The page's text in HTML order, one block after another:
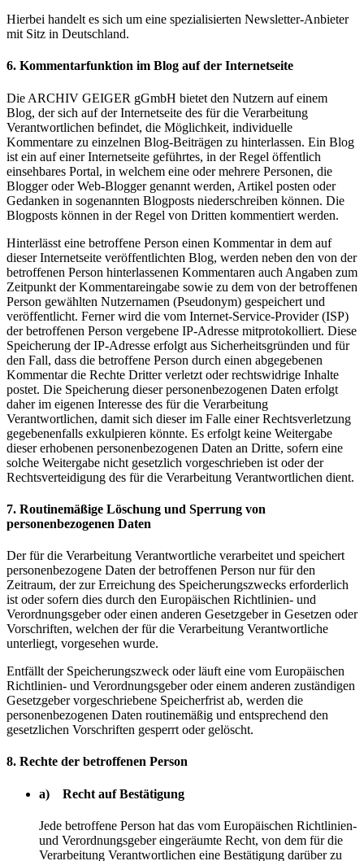
Hierbei handelt es sich um eine spezialisierten Newsletter-Anbieter
mit Sitz in Deutschland.
6. Kommentarfunktion im Blog auf der Internetseite
Die ARCHIV GEIGER gGmbH bietet den Nutzern auf einem
Blog, der sich auf der Internetseite des für die Verarbeitung
Verantwortlichen befindet, die Möglichkeit, individuelle
Kommentare zu einzelnen Blog-Beiträgen zu hinterlassen. Ein Blog
ist ein auf einer Internetseite geführtes, in der Regel öffentlich
einsehbares Portal, in welchem eine oder mehrere Personen, die
Blogger oder Web-Blogger genannt werden, Artikel posten oder
Gedanken in sogenannten Blogposts niederschreiben können. Die
Blogposts können in der Regel von Dritten kommentiert werden.
Hinterlässt eine betroffene Person einen Kommentar in dem auf
dieser Internetseite veröffentlichten Blog, werden neben den von der
betroffenen Person hinterlassenen Kommentaren auch Angaben zum
Zeitpunkt der Kommentareingabe sowie zu dem von der betroffenen
Person gewählten Nutzernamen (Pseudonym) gespeichert und
veröffentlicht. Ferner wird die vom Internet-Service-Provider (ISP)
der betroffenen Person vergebene IP-Adresse mitprotokolliert. Diese
Speicherung der IP-Adresse erfolgt aus Sicherheitsgründen und für
den Fall, dass die betroffene Person durch einen abgegebenen
Kommentar die Rechte Dritter verletzt oder rechtswidrige Inhalte
postet. Die Speicherung dieser personenbezogenen Daten erfolgt
daher im eigenen Interesse des für die Verarbeitung
Verantwortlichen, damit sich dieser im Falle einer Rechtsverletzung
gegebenenfalls exkulpieren könnte. Es erfolgt keine Weitergabe
dieser erhobenen personenbezogenen Daten an Dritte, sofern eine
solche Weitergabe nicht gesetzlich vorgeschrieben ist oder der
Rechtsverteidigung des für die Verarbeitung Verantwortlichen dient.
7. Routinemäßige Löschung und Sperrung von
personenbezogenen Daten
Der für die Verarbeitung Verantwortliche verarbeitet und speichert
personenbezogene Daten der betroffenen Person nur für den
Zeitraum, der zur Erreichung des Speicherungszwecks erforderlich
ist oder sofern dies durch den Europäischen Richtlinien- und
Verordnungsgeber oder einen anderen Gesetzgeber in Gesetzen oder
Vorschriften, welchen der für die Verarbeitung Verantwortliche
unterliegt, vorgesehen wurde.
Entfällt der Speicherungszweck oder läuft eine vom Europäischen
Richtlinien- und Verordnungsgeber oder einem anderen zuständigen
Gesetzgeber vorgeschriebene Speicherfrist ab, werden die
personenbezogenen Daten routinemäßig und entsprechend den
gesetzlichen Vorschriften gesperrt oder gelöscht.
8. Rechte der betroffenen Person
a) Recht auf Bestätigung
Jede betroffene Person hat das vom Europäischen Richtlinien-
und Verordnungsgeber eingeräumte Recht, von dem für die
Verarbeitung Verantwortlichen eine Bestätigung darüber zu